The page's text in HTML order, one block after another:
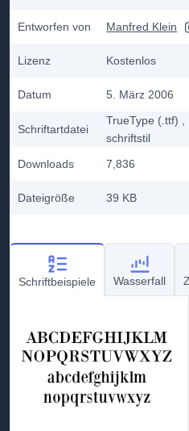
Entworfen von Manfred Klein
Lizenz Kostenlos
Datum 5. März 2006
Schriftartdatei
TrueType (.ttf)
schriftstil
Downloads
7,836
Dateigröße 39 KB
Schriftbeispiele Wasserfall